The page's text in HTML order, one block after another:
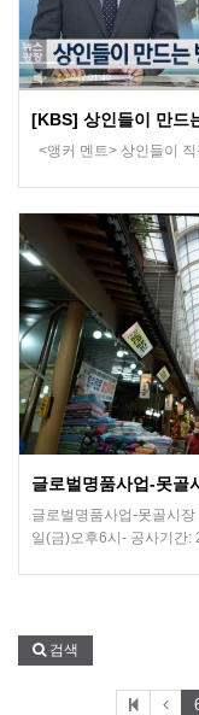
[KBS] 상인들이 만드
<앵커 멘트> 상인들이
글로벌명품사업-못골
글로벌명품사업-못골시
일(금)오후6시- 공사기간
검색